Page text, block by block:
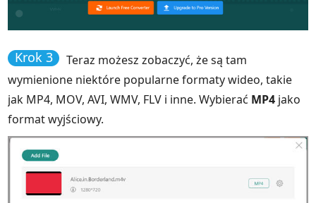
Krok 3
Teraz możesz zobaczyć, że są tam
wymienione niektóre popularne formaty wideo, takie
jak MP4, MOV, AVI, WMV, FLV i inne. Wybierać MP4 jako
format wyjściowy.